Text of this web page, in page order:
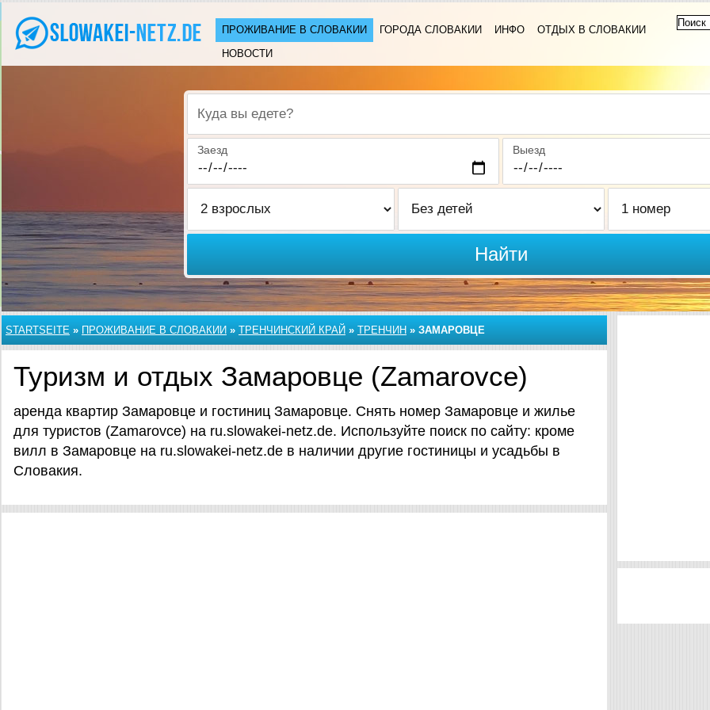
ПРОЖИВАНИЕ В СЛОВАКИИ ГОРОДА СЛОВАКИИ ИНФО
ОТДЫХ В СЛОВАКИИ
НОВОСТИ
Куда вы едете?
Заезд Выезд
Найти
STARTSEITE » ПРОЖИВАНИЕ В СЛОВАКИИ » ТРЕНЧИНСКИЙ КРАЙ » ТРЕНЧИН » ЗАМАРОВЦЕ
Туризм и отдых Замаровце (Zamarovce)
аренда квартир Замаровце и гостиниц Замаровце. Снять номер Замаровце и жилье
для туристов (Zamarovce) на ru.slowakei-netz.de. Используйте поиск по сайту: кроме
вилл в Замаровце на ru.slowakei-netz.de в наличии другие гостиницы и усадьбы в
Словакия.